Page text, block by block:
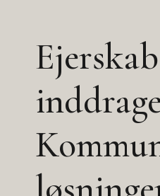
besøgte
2026: Ledere der